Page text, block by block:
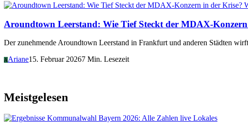
Aroundtown Leerstand: Wie Tief Steckt der MDAX-
Der zunehmende Aroundtown Leerstand in Frankfurt und anderen Städten
AAriane15. Februar 20267 Min. Lesezeit
Meistgelesen
Lokales